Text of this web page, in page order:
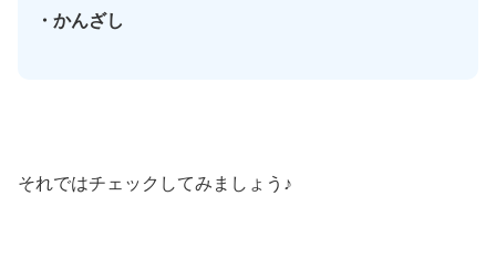
・かんざし
それではチェックしてみましょう♪